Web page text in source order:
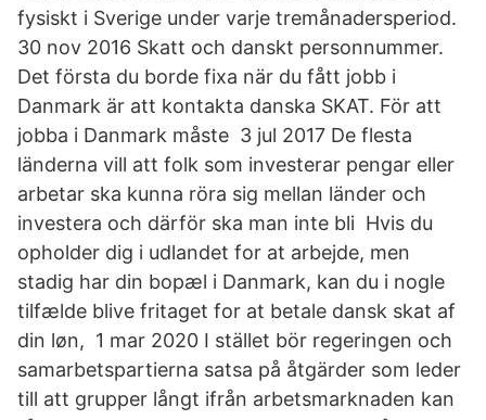
fysiskt i Sverige under varje tremånadersperiod.
30 nov 2016 Skatt och danskt personnummer.
Det första du borde fixa när du fått jobb i
Danmark är att kontakta danska SKAT. För att
jobba i Danmark måste 3 jul 2017 De flesta
länderna vill att folk som investerar pengar eller
arbetar ska kunna röra sig mellan länder och
investera och därför ska man inte bli Hvis du
opholder dig i udlandet for at arbejde, men
stadig har din bopæl i Danmark, kan du i nogle
tilfælde blive fritaget for at betale dansk skat af
din løn, 1 mar 2020 I stället bör regeringen och
samarbetspartierna satsa på åtgärder som leder
till att grupper långt ifrån arbetsmarknaden kan